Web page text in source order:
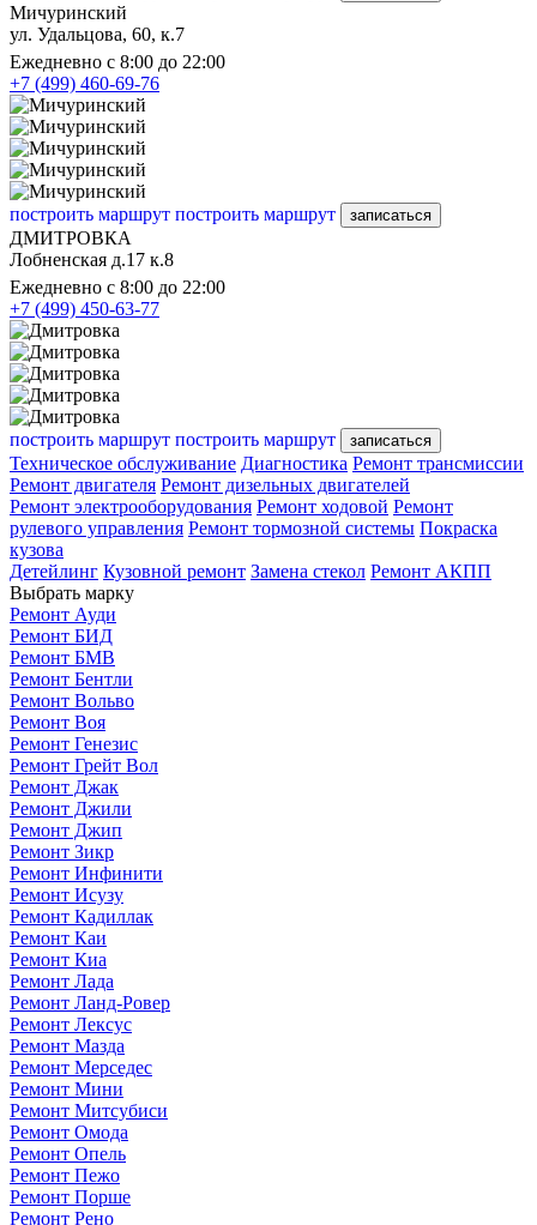
Мичуринский
ул. Удальцова, 60, к.7
Ежедневно с 8:00 до 22:00
+7 (499) 460-69-76
построить маршрут построить маршрут записаться
ДМИТРОВКА
Лобненская д.17 к.8
Ежедневно с 8:00 до 22:00
+7 (499) 450-63-77
построить маршрут построить маршрут записаться
Техническое обслуживание Диагностика Ремонт трансмиссии
Ремонт двигателя Ремонт дизельных двигателей
Ремонт электрооборудования Ремонт ходовой Ремонт
рулевого управления Ремонт тормозной системы Покраска
кузова
Детейлинг Кузовной ремонт Замена стекол Ремонт АКПП
Выбрать марку
Ремонт Ауди
Ремонт БИД
Ремонт БМВ
Ремонт Бентли
Ремонт Вольво
Ремонт Воя
Ремонт Генезис
Ремонт Грейт Вол
Ремонт Джак
Ремонт Джили
Ремонт Джип
Ремонт Зикр
Ремонт Инфинити
Ремонт Исузу
Ремонт Кадиллак
Ремонт Каи
Ремонт Киа
Ремонт Лада
Ремонт Ланд-Ровер
Ремонт Лексус
Ремонт Мазда
Ремонт Мерседес
Ремонт Мини
Ремонт Митсубиси
Ремонт Омода
Ремонт Опель
Ремонт Пежо
Ремонт Порше
Ремонт Рено